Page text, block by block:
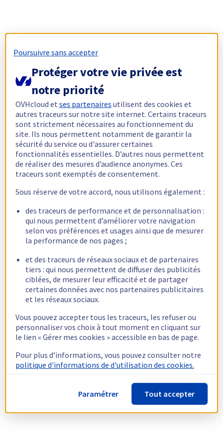
Poursuivre sans accepter
Protéger votre vie privée est
notre priorité
OVHcloud etses partenaires utilisent des cookies et
autres traceurs sur notre site internet. Certains traceurs
sont strictement nécessaires au fonctionnement du
site. Ils nous permettent notamment de garantir la
sécurité du service ou d'assurer certaines
fonctionnalités essentielles. D’autres nous permettent
de réaliser des mesures d’audience anonymes. Ces
traceurs sont exemptés de consentement.
Sous réserve de votre accord, nous utilisons également :
des traceurs de performance et de personnalisation :
qui nous permettent d’améliorer votre navigation
selon vos préférences et usages ainsi que de mesurer
la performance de nos pages ;
et des traceurs de réseaux sociaux et de partenaires
tiers : qui nous permettent de diffuser des publicités
ciblées, de mesurer leur efficacité et de partager
certaines données avec nos partenaires publicitaires
et les réseaux sociaux.
Vous pouvez accepter tous les traceurs, les refuser ou
personnaliser vos choix à tout moment en cliquant sur
le lien « Gérer mes cookies » accessible en bas de page.
Pour plus d’informations, vous pouvez consulter notre
politique d'informations de d'utilisation des cookies.
Paramétrer Tout accepter